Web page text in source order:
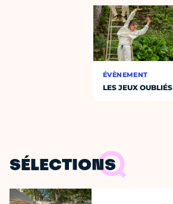
ÉVÈNEMENT
LES JEUX OUBLIÉS
SÉLECTIONS